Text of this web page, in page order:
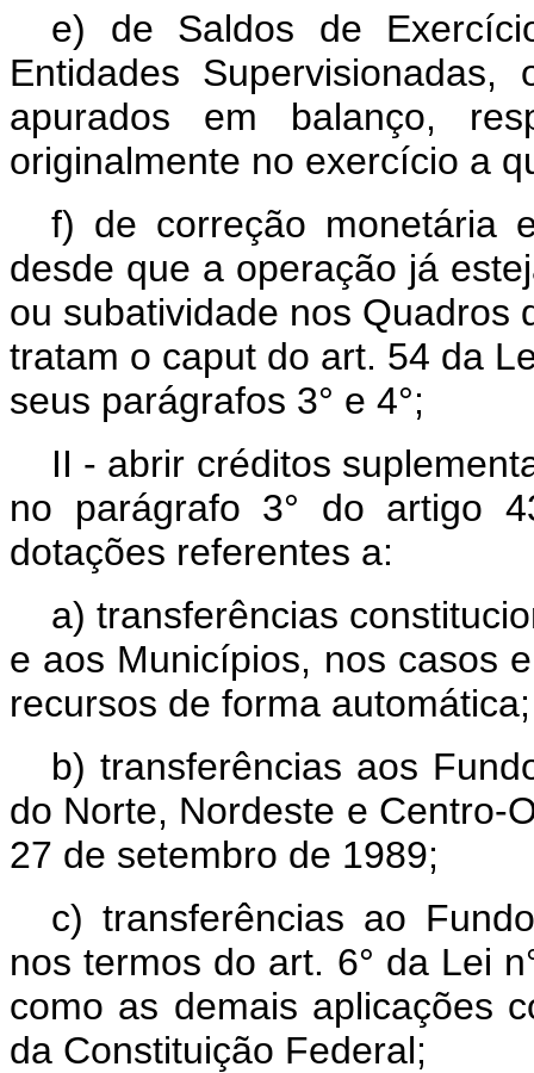
e) de Saldos de
Entidades
apurados em balanço,
originalmente no exercício a
f) de correção monetária
desde que a operação já
ou subatividade nos Quadros
tratam o caput do art. 54 da
seus parágrafos 3° e 4°;
II - abrir créditos
no parágrafo 3° do artigo
dotações referentes a:
a) transferências
e aos Municípios, nos casos
recursos de forma automática;
b) transferências aos
do Norte, Nordeste e Centro-
27 de setembro de 1989;
c) transferências ao
nos termos do art. 6° da Lei
como as demais aplicações
da Constituição Federal;